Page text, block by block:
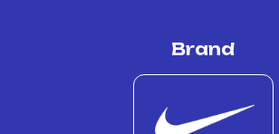
Brand